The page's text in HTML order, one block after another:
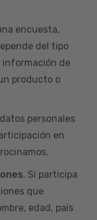
encuesta,
del tipo
información de
producto o
personales
en
. Si participa
que
edad, país